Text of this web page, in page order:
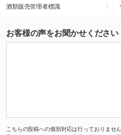
酒類販売管理者標識
お客様の声をお聞かせください
こちらの投稿への個別対応は行っておりませ